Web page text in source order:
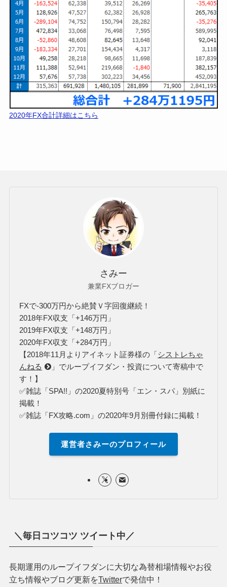
2020年FX合計詳細はこちら
さみー
兼業FXブロガー
FXで-300万円から絶賛Ｖ字回復継続！
2018年FX収支「+146万円」
2019年FX収支「+148万円」
2020年FX収支「+284万円」
【2018年11月よりアイネット証券様の「シストレちゃ
んねる
」でループイフダン・投資について寄稿中で
す！】
✅雑誌「SPA!!」の2020夏特別号「エン・スパ」別紙に
掲載！
✅雑誌「FX攻略.com」の2020年9月別冊付録に掲載！
運営者さみーのプロフィール
＼毎日コツコツ ツイート中／
長期運用のループイフダンに大切な為替相場情報やお役
立ち情報やブログ更新をTwitterで発信中！